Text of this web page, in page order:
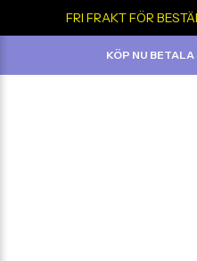
FRI FRAKT FÖR
KÖP NU